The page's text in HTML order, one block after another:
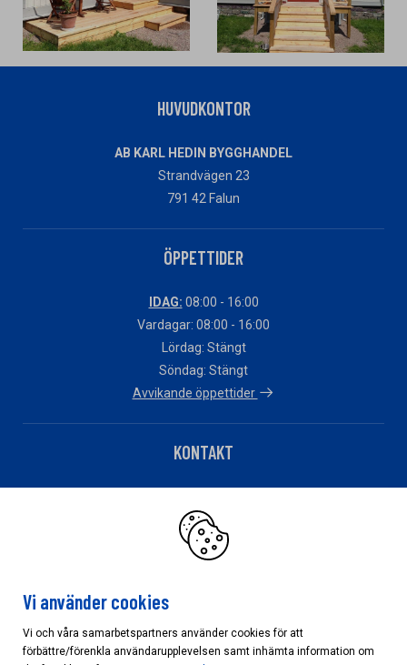
HUVUDKONTOR
AB KARL HEDIN BYGGHANDEL
Strandvägen 23
791 42 Falun
ÖPPETTIDER
IDAG: 08:00 - 16:00
Vardagar: 08:00 - 16:00
Lördag: Stängt
Söndag: Stängt
Avvikande öppettider
KONTAKT
Har du fakturafrågor?
Klicka här
Cookieinställningar
Vi använder cookies
Vi och våra samarbetspartners använder cookies för att
förbättre/förenkla användarupplevelsen samt inhämta information om